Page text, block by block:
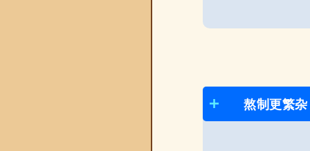
熬制更繁杂